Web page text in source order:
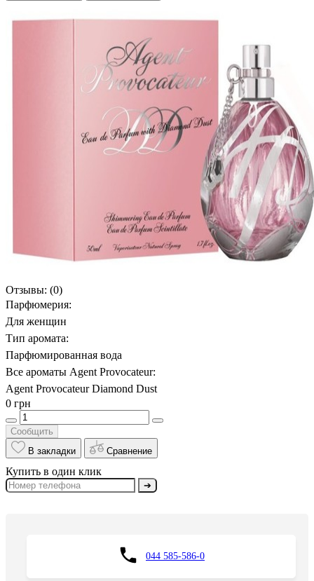
Отзывы: (0)
Парфюмерия:
Для женщин
Тип аромата:
Парфюмированная вода
Все ароматы Agent Provocateur:
Agent Provocateur Diamond Dust
0 грн
Сообщить
В закладки
Сравнение
Купить в один клик
➔
044 585-586-0